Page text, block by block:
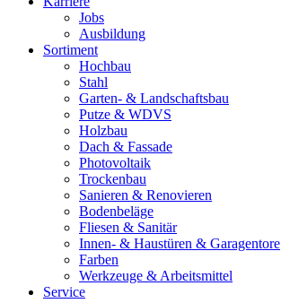
Jobs
Ausbildung
Sortiment
Hochbau
Stahl
Garten- & Landschaftsbau
Putze & WDVS
Holzbau
Dach & Fassade
Photovoltaik
Trockenbau
Sanieren & Renovieren
Bodenbeläge
Fliesen & Sanitär
Innen- & Haustüren & Garagentore
Farben
Werkzeuge & Arbeitsmittel
Service